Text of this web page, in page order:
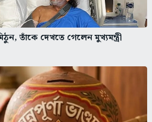
তাঁকে দেখতে গেলেন মুখ্যমন্ত্রী